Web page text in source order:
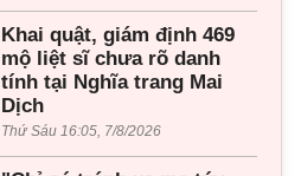
Khai quật, giám định 469
mộ liệt sĩ chưa rõ danh
tính tại Nghĩa trang Mai
Dịch
Thứ Sáu 16:05, 7/8/2026